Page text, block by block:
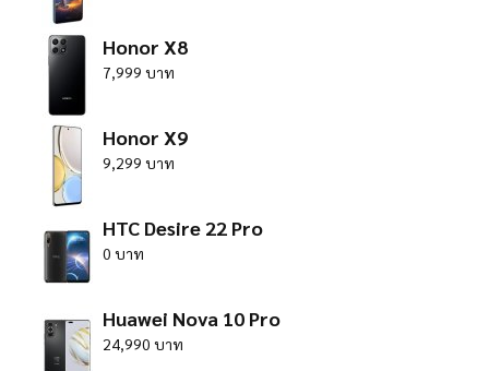
Honor X8
7,999 บาท
Honor X9
9,299 บาท
HTC Desire 22 Pro
0 บาท
Huawei Nova 10 Pro
24,990 บาท